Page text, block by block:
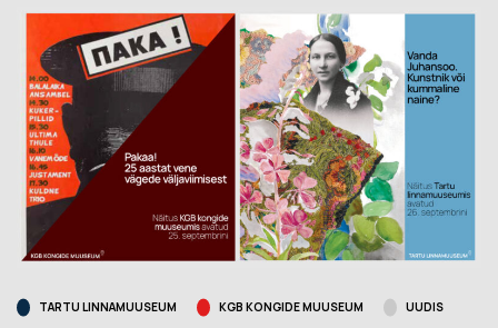
TARTU LINNAMUUSEUM KGB KONGIDE MUUSEUM UUDIS